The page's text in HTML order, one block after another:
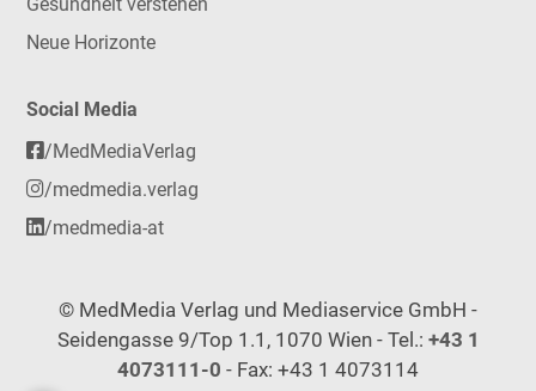
Neue Horizonte
Social Media
/MedMediaVerlag
/medmedia.verlag
/medmedia-at
© MedMedia Verlag und Mediaservice GmbH -
Seidengasse 9/Top 1.1, 1070 Wien - Tel.: +43 1
4073111-0 - Fax: +43 1 4073114